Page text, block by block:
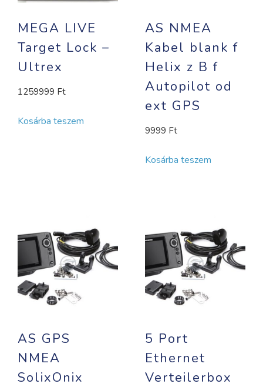
MEGA LIVE
Target Lock –
Ultrex
1259999 Ft
Kosárba teszem
AS NMEA
Kabel blank f
Helix z B f
Autopilot od
ext GPS
9999 Ft
Kosárba teszem
AS GPS
NMEA
SolixOnix
5 Port
Ethernet
Verteilerbox